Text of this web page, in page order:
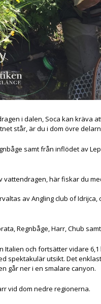
i dalen, Soca kan kräva
står, är du i dom övre
samt från inflödet av
vattendragen, här fiskar du
av Angling club of
Regnbåge, Harr, Chub
och fortsätter vidare
spektakulär utsikt. Det
går ner i en smalare canyon.
vid dom nedre regionerna.